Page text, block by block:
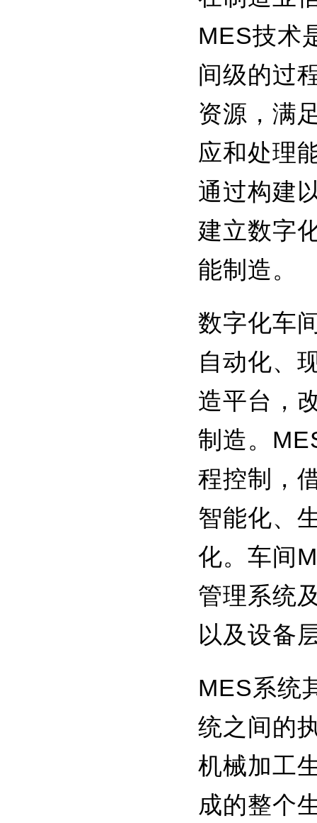
MES技术
间级的过
资源，满
应和处理
通过构建
建立数字
能制造。
数字化车
自动化、
造平台，
制造。
程控制，
智能化、
化。车间
管理系统
以及设备
MES系统
统之间的
机械加工
成的整个